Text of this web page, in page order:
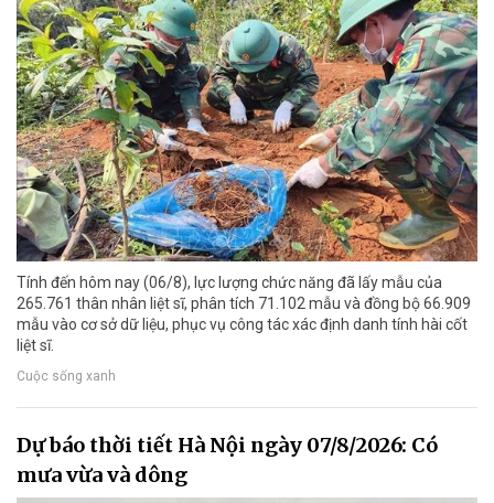
Tính đến hôm nay (06/8), lực lượng chức năng đã lấy mẫu của
265.761 thân nhân liệt sĩ, phân tích 71.102 mẫu và đồng bộ 66.909
mẫu vào cơ sở dữ liệu, phục vụ công tác xác định danh tính hài cốt
liệt sĩ.
Cuộc sống xanh
Dự báo thời tiết Hà Nội ngày 07/8/2026: Có
mưa vừa và dông